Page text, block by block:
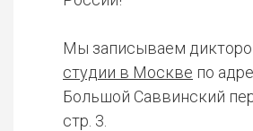
Мы записываем
студии в Москве по
Большой Саввинский
стр. 3.